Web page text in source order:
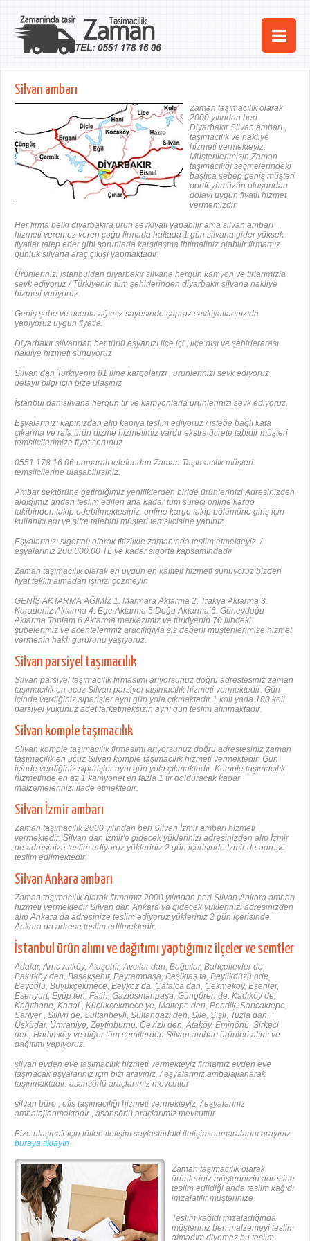
Ana Sayfa
Şehirler
Hizmetlerimiz
Kurumsal
iletişim
Silvan ambarı
Zaman taşımacılık olarak
2000 yılından beri
Diyarbakır Silvan ambarı ,
taşımacılık ve nakliye
hizmeti vermekteyiz.
Müşterilerimizin Zaman
taşımacılığı seçmelerindeki
başlıca sebep geniş müşteri
portföyümüzün oluşundan
dolayı uygun fiyatlı hizmet
vermemizdir.
Her firma belki diyarbakıra ürün sevkiyatı yapabilir ama silvan ambarı
hizmeti veremez veren çoğu firmada haftada 1 gün silvana gider yüksek
fiyatlar talep eder gibi sorunlarla karşılaşma ihtimaliniz olabilir firmamız
günlük silvana araç çıkışı yapmaktadır.
Ürünlerinizi istanbuldan diyarbakır silvana hergün kamyon ve tırlarımızla
sevk ediyoruz / Türkiyenin tüm şehirlerinden diyarbakır silvana nakliye
hizmeti veriyoruz.
Geniş şube ve acenta ağımız sayesinde çapraz sevkiyatlarınızıda
yapıyoruz uygun fiyatla.
Diyarbakır silvandan her türlü eşyanızı ilçe içi , ilçe dışı ve şehirlerarası
nakliye hizmeti sunuyoruz
Silvan dan Turkiyenin 81 iline kargolarızı , urunlerinizi sevk ediyoruz
detayli bilgi icin bize ulaşınız
İstanbul dan silvana hergün tır ve kamyonlarla ürünlerinizi sevk ediyoruz.
Eşyalarınızı kapınızdan alıp kapıya teslim ediyoruz / isteğe bağlı kata
çıkarma ve rafa ürün dizme hizmetimiz vardır ekstra ücrete tabidir müşteri
temsilcilerimize fiyat sorunuz
0551 178 16 06 numaralı telefondan Zaman Taşımacılık müşteri
temsilcilerine ulaşabilirsiniz.
Ambar sektörüne getirdiğimiz yeniliklerden biride ürünlerinizi Adresinizden
aldığımız andan teslim edilen ana kadar tüm süreci online kargo
takibinden takip edebilmektesiniz. online kargo takip bölümüne giriş için
kullanıcı adı ve şifre talebini müşteri temsilcisine yapınız..
Eşyalarınızı sigortalı olarak titizlikle zamanında teslim etmekteyiz. /
eşyalarınız 200.000.00 TL ye kadar sigorta kapsamındadır
Zaman taşımacılık olarak en uygun en kaliteli hizmeti sunuyoruz bizden
fiyat teklifi almadan işinizi çözmeyin
GENİŞ AKTARMA AĞIMIZ 1. Marmara Aktarma 2. Trakya Aktarma 3.
Karadeniz Aktarma 4. Ege Aktarma 5 Doğu Aktarma 6. Güneydoğu
Aktarma Toplam 6 Aktarma merkezimiz ve türkiyenin 70 ilindeki
şubelerimiz ve acentelerimiz aracılığıyla siz değerli müşterilerimize hizmet
vermenin haklı gururunu yaşıyoruz.
Silvan parsiyel taşımacılık
Silvan parsiyel taşımacılık firmasımı arıyorsunuz doğru adrestesiniz zaman
taşımacılık en ucuz Silvan parsiyel taşımacılık hizmeti vermektedir. Gün
içinde verdiğiniz siparişler aynı gün yola çıkmaktadır 1 koli yada 100 koli
parsiyel yükünüz adet farketmeksizin aynı gün teslim alınmaktadır.
Silvan komple taşımacılık
Silvan komple taşımacılık firmasımı arıyorsunuz doğru adrestesiniz zaman
taşımacılık en ucuz Silvan komple taşımacılık hizmeti vermektedir. Gün
içinde verdiğiniz siparişler aynı gün yola çıkmaktadır. Komple taşımacılık
hizmetinde en az 1 kamyonet en fazla 1 tır dolduracak kadar
malzemelerinizi ifade etmektedir.
Silvan İzmir ambarı
Zaman taşımacılık 2000 yılından beri Silvan İzmir ambarı hizmeti
vermektedir. Silvan dan İzmir'e gidecek yüklerinizi adresinizden alıp İzmir
de adresinize teslim ediyoruz yükleriniz 2 gün içerisinde İzmir de adrese
teslim edilmektedir.
Silvan Ankara ambarı
Zaman taşımacılık olarak firmamız 2000 yılından beri Silvan Ankara ambarı
hizmeti vermektedir Silvan dan Ankara ya gidecek yüklerinizi adresinizden
alıp Ankara da adresinize teslim ediyoruz yükleriniz 2 gün içerisinde
Ankara da adrese teslim edilmektedir.
İstanbul ürün alımı ve dağıtımı yaptığımız ilçeler ve semtler
Adalar, Arnavutköy, Ataşehir, Avcılar dan, Bağcılar, Bahçelievler de,
Bakırköy den, Başakşehir, Bayrampaşa, Beşiktaş ta, Beylikdüzü nde,
Beyoğlu, Büyükçekmece, Beykoz da, Çatalca dan, Çekmeköy, Esenler,
Esenyurt, Eyüp ten, Fatih, Gaziosmanpaşa, Güngören de, Kadıköy de,
Kağıthane, Kartal , Küçükçekmece ye, Maltepe den, Pendik, Sancaktepe,
Sarıyer , Silivri de, Sultanbeyli, Sultangazi den, Şile, Şişli, Tuzla dan,
Üsküdar, Ümraniye, Zeytinburnu, Cevizli den, Ataköy, Eminönü, Sirkeci
den, Hadımköy ve diğer tüm semtlerden Silvan ambarı ürünleri alımı ve
dağıtımı yapıyoruz.
silvan evden eve taşımacılık hizmeti vermekteyiz firmamız evden eve
taşınacak eşyalarınız için bizi arayınız. / eşyalarınız ambalajlanarak
taşınmaktadır. asansörlü araçlarımız mevcuttur
silvan büro , ofis taşımacılığı hizmeti vermekteyiz. / eşyalarınız
ambalajlanmaktadır , asansörlü araçlarımız mevcuttur
Bize ulaşmak için lütfen iletişim sayfasındaki iletişim numaralarını arayınız
buraya tıklayın
Zaman taşımacılık olarak
ürünleriniz müşterinizin adresine
teslim edildiği anda teslim kağıdı
imzalatılır müşterinize
Teslim kağıdı imzaladığında
müşteriniz ben malzemeyi teslim
almadım diyemez bu teslim